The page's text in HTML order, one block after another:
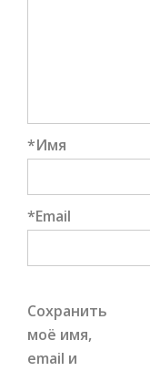
Имя
*
Email
*
Сохранить
моё имя,
email и